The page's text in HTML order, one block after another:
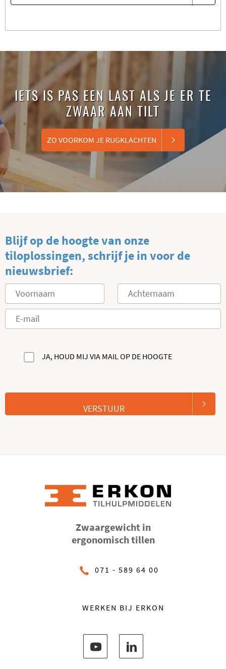
IETS IS PAS EEN LAST ALS JE ER TE
ZWAAR AAN TILT
ZO VOORKOM JE RUGKLACHTEN
Blijf op de hoogte van onze
tiloplossingen, schrijf je in voor de
nieuwsbrief:
JA, HOUD MIJ VIA MAIL OP DE HOOGTE
Zwaargewicht in
ergonomisch tillen
071 - 589 64 00
WERKEN BIJ ERKON